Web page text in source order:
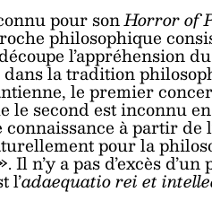
pour sonHorror of
philosophique
l’appréhension
la tradition
le premier
le second est inconnu
à partir de
pour la
a pas d’excès d’un
l’adaequatio rei et